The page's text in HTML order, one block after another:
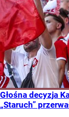
Głośna decyzja
„Staruch”